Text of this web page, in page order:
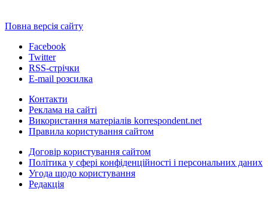
Повна версія сайту
Facebook
Twitter
RSS-стрічки
E-mail розсилка
Контакти
Реклама на сайті
Використання матеріалів korrespondent.net
Правила користування сайтом
Договір користування сайтом
Політика у сфері конфіденційності і персональних даних
Угода щодо користування
Редакція